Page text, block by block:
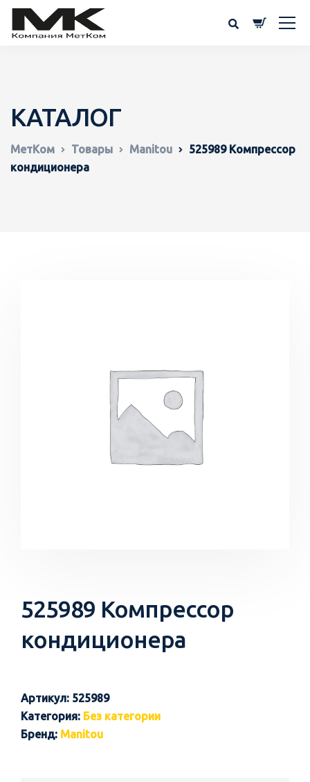
КАТАЛОГ
МетКом Товары Manitou
525989 Компрессор
кондиционера
525989 Компрессор
кондиционера
Артикул: 525989
Категория: Без категории
Бренд: Manitou